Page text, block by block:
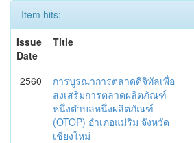
Item hits:
Issue
Date
Title
2560
การบูรณาการตลาดดิจิทัลเพื่อ
ส่งเสริมการตลาดผลิตภัณฑ์
หนึ่งตำบลหนึ่งผลิตภัณฑ์
(OTOP) อำเภอแม่ริม จังหวัด
เชียงใหม่